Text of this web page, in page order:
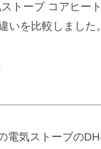
トーブ コアヒー
いを比較しました。
電気ストーブの